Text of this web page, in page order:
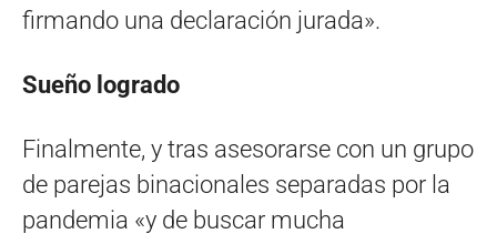
firmando una declaración jurada».
Sueño logrado
Finalmente, y tras asesorarse con un grupo
de parejas binacionales separadas por la
pandemia «y de buscar mucha